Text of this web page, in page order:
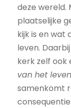
deze wereld.
plaatselijke
kijk is en wat
leven.
kerk zelf ook
van het leven
samenkomt